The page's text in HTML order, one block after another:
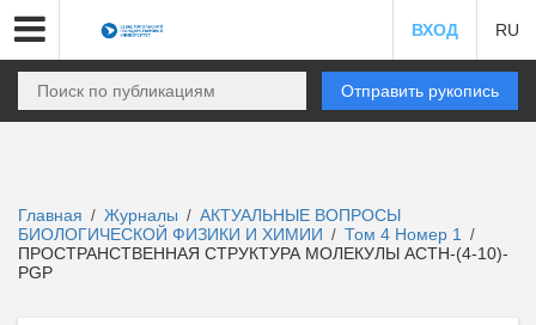
ВХОД RU
Отправить рукопись
Главная / Журналы / АКТУАЛЬНЫЕ ВОПРОСЫ
БИОЛОГИЧЕСКОЙ ФИЗИКИ И ХИМИИ / Том 4 Номер 1 /
ПРОСТРАНСТВЕННАЯ СТРУКТУРА МОЛЕКУЛЫ ACTH-(4-10)-
PGP